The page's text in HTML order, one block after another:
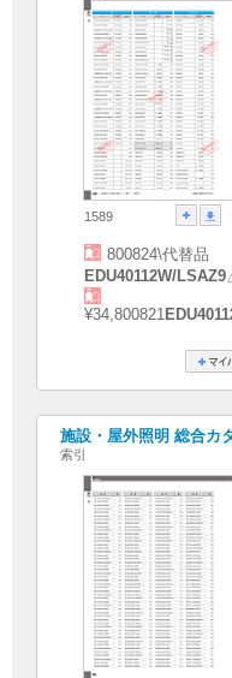
1589
800824\代替品
EDU40112W/LSAZ9
¥34,800821
施設・屋外照明 総合カ
索引